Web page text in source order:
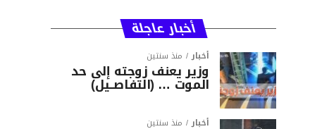
أخبار عاجلة
أخبار منذ سنتين
وزير يعنف زوجته إلى حد
الموت … (التفاصــيل)
أخبار منذ سنتين